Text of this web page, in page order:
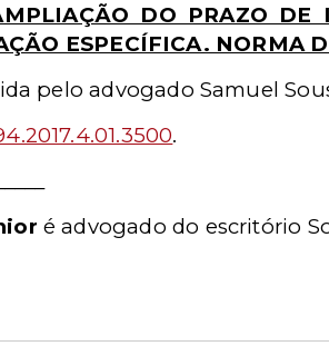
DO PRAZO DE
ESPECÍFICA. NORMA
pelo advogado Samuel
.
é advogado do escritório